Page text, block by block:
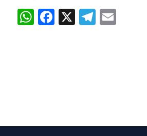
WhatsApp
Facebook
X